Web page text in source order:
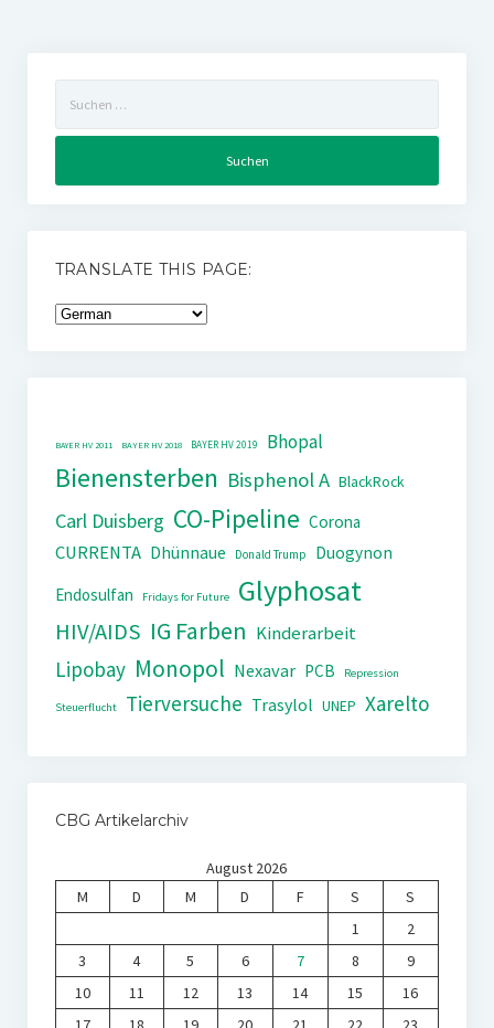
nach:
TRANSLATE THIS PAGE:
BAYER HV 2011 BAYER HV 2018 BAYER HV 2019 Bhopal
Bienensterben Bisphenol A BlackRock
Carl Duisberg CO-Pipeline Corona
CURRENTA Dhünnaue Donald Trump
Duogynon
Endosulfan
Fridays for Future Glyphosat
HIV/AIDS IG Farben Kinderarbeit
Lipobay Monopol Nexavar PCB Repression
Steuerflucht Tierversuche Trasylol UNEP Xarelto
CBG Artikelarchiv
August 2026
M
D M D F S
S
1
2
3
4 5 6 7 8
9
10
11 12 13 14 15
16